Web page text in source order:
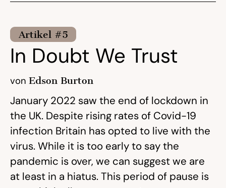
Artikel #5
In Doubt We Trust
von Edson Burton
January 2022 saw the end of lockdown in
the UK. Despite rising rates of Covid-19
infection Britain has opted to live with the
virus. While it is too early to say the
pandemic is over, we can suggest we are
at least in a hiatus. This period of pause is